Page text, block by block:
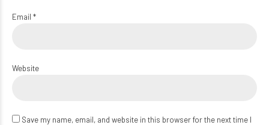
Email *
Website
Save my name, email, and website in this browser for the next time I